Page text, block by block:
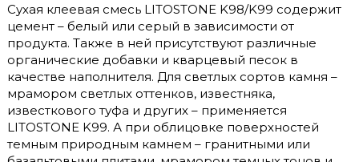
Сухая клеевая смесь LITOSTONE K98/K99 содержит
цемент – белый или серый в зависимости от
продукта. Также в ней присутствуют различные
органические добавки и кварцевый песок в
качестве наполнителя. Для светлых сортов камня –
мрамором светлых оттенков, известняка,
известкового туфа и других – применяется
LITOSTONE K99. А при облицовке поверхностей
темным природным камнем – гранитными или